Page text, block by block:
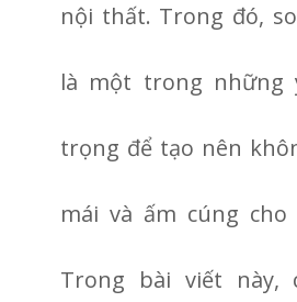
nội thất. Trong đó,
là một trong những
trọng để tạo nên
mái và ấm cúng cho
Trong bài viết này,